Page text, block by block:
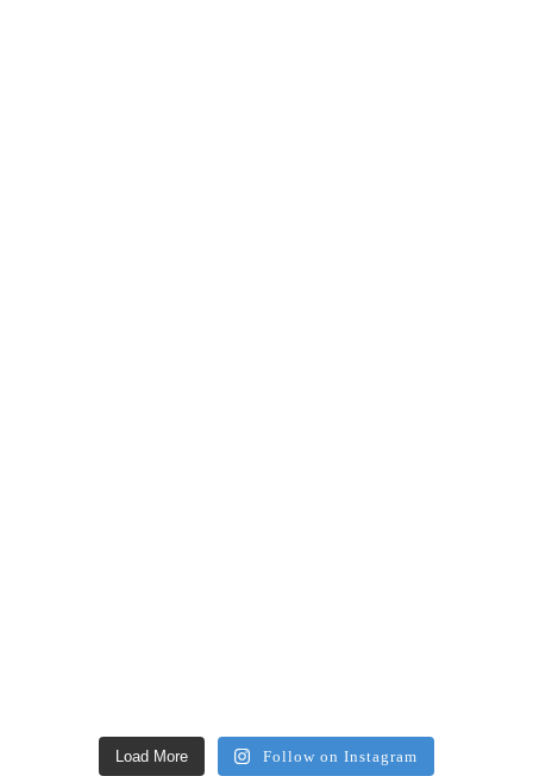
Load More Follow on Instagram